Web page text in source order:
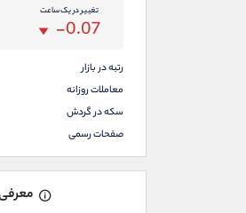
تغییر در یک ساعت
-0.07
رتبه در بازار
معاملات روزانه
سکه در گردش
صفحات رسمی